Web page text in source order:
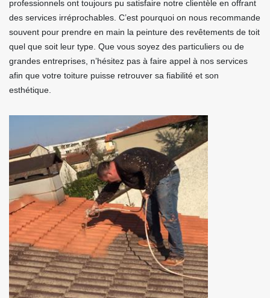
professionnels ont toujours pu satisfaire notre clientèle en offrant
des services irréprochables. C’est pourquoi on nous recommande
souvent pour prendre en main la peinture des revêtements de toit
quel que soit leur type. Que vous soyez des particuliers ou de
grandes entreprises, n’hésitez pas à faire appel à nos services
afin que votre toiture puisse retrouver sa fiabilité et son
esthétique.